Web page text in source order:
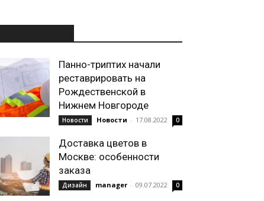
Панно-триптих начали
реставрировать на
Рождественской в
Нижнем Новгороде
Новости Новости - 17.08.2022 0
Доставка цветов в
Москве: особенности
заказа
Дизайн manager - 09.07.2022 0